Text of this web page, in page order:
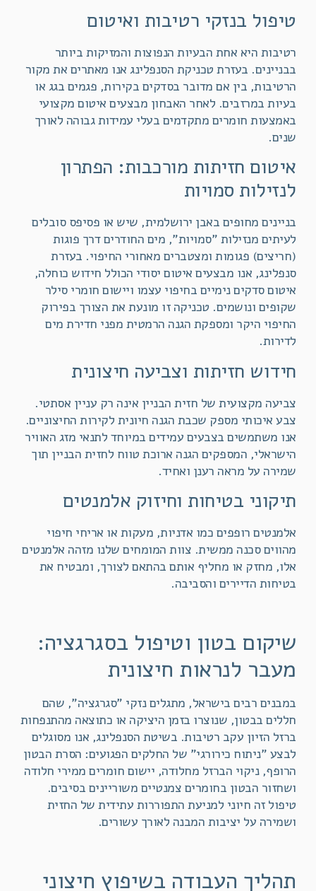
טיפול בנזקי רטיבות ואיטום
רטיבות היא אחת הבעיות הנפוצות והמזיקות ביותר
בבניינים. בעזרת טכניקת הסנפלינג אנו מאתרים את מקור
הרטיבות, בין אם מדובר בסדקים בקירות, פגמים בגג או
בעיות במרזבים. לאחר האבחון מבצעים איטום מקצועי
באמצעות חומרים מתקדמים בעלי עמידות גבוהה לאורך
שנים.
איטום חזיתות מורכבות: הפתרון
לנזילות סמויות
בניינים מחופים באבן ירושלמית, שיש או פסיפס סובלים
לעיתים מנזילות "סמויות", מים החודרים דרך פוגות
(חריצים) פגומות ומצטברים מאחורי החיפוי. בעזרת
סנפלינג, אנו מבצעים איטום יסודי הכולל חידוש כוחלה,
איטום סדקים נימיים בחיפוי עצמו ויישום חומרי סילר
שקופים ונושמים. טכניקה זו מונעת את הצורך בפירוק
החיפוי היקר ומספקת הגנה הרמטית מפני חדירת מים
לדירות.
חידוש חזיתות וצביעה חיצונית
צביעה מקצועית של חזית הבניין אינה רק עניין אסתטי.
צבע איכותי מספק שכבת הגנה חיונית לקירות החיצוניים.
אנו משתמשים בצבעים עמידים במיוחד לתנאי מזג האוויר
הישראלי, המספקים הגנה ארוכת טווח לחזית הבניין תוך
שמירה על מראה רענן ואחיד.
תיקוני בטיחות וחיזוק אלמנטים
אלמנטים רופפים כמו אדניות, מעקות או אריחי חיפוי
מהווים סכנה ממשית. צוות המומחים שלנו מזהה אלמנטים
אלו, מחזק או מחליף אותם בהתאם לצורך, ומבטיח את
בטיחות הדיירים והסביבה.
שיקום בטון וטיפול בסגרגציה:
מעבר לנראות חיצונית
במבנים רבים בישראל, מתגלים נזקי "סגרגציה", שהם
חללים בבטון, שנוצרו בזמן היציקה או כתוצאה מהתנפחות
ברזל הזיון עקב רטיבות. בשיטת הסנפלינג, אנו מסוגלים
לבצע "ניתוח כירורגי" של החלקים הפגועים: הסרת הבטון
הרופף, ניקוי הברזל מחלודה, יישום חומרים ממירי חלודה
ושחזור הבטון בחומרים צמנטיים משוריינים בסיבים.
טיפול זה חיוני למניעת התפוררות עתידית של החזית
ושמירה על יציבות המבנה לאורך עשורים.
תהליך העבודה בשיפוץ חיצוני